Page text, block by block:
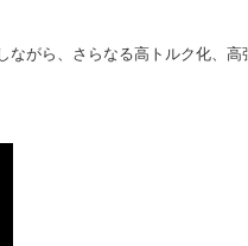
がら、さらなる高トルク化、高